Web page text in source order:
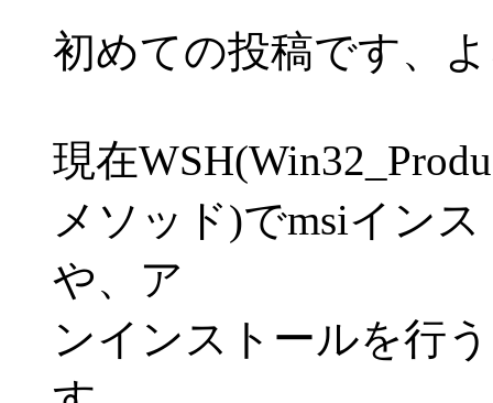
初めての投稿です、
現在
メソッド)でmsiイン
や、ア
ンインストールを行